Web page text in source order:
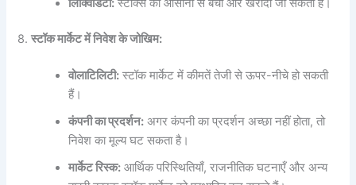
8.स्टॉक मार्केट में निवेश के जोखिम:
वोलाटिलिटी: स्टॉक मार्केट में कीमतें तेजी से ऊपर-नीचे हो सकती
हैं।
कंपनी का प्रदर्शन: अगर कंपनी का प्रदर्शन अच्छा नहीं होता, तो
निवेश का मूल्य घट सकता है।
मार्केट रिस्क: आर्थिक परिस्थितियाँ, राजनीतिक घटनाएँ और अन्य